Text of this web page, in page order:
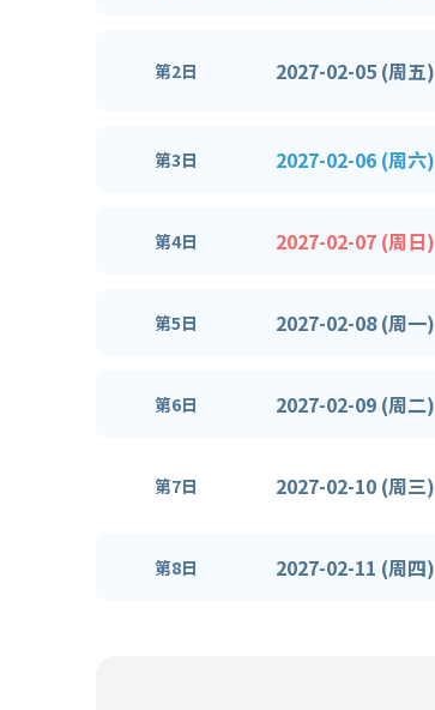
第2日 2027-02-05 (周五)
第3日 2027-02-06 (周六)
第4日 2027-02-07 (周日)
第5日 2027-02-08 (周一)
第6日 2027-02-09 (周二)
第7日 2027-02-10 (周三)
第8日 2027-02-11 (周四)